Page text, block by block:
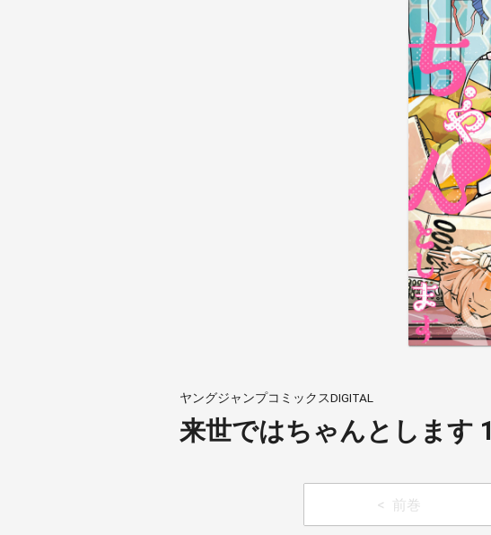
ヤングジャンプコミックスDIGITAL
来世ではちゃんとします 1
前巻